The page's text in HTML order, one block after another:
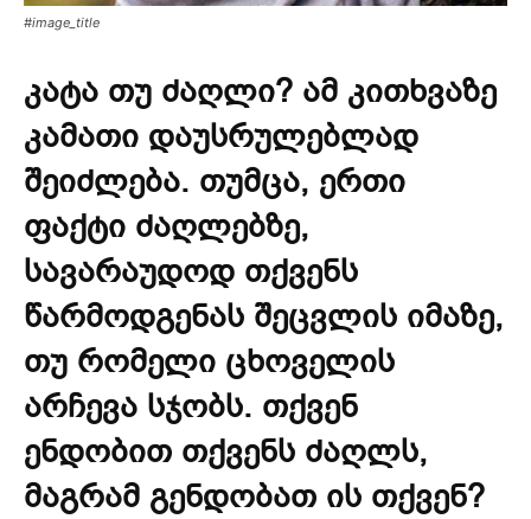
#image_title
კატა თუ ძაღლი? ამ კითხვაზე
კამათი დაუსრულებლად
შეიძლება. თუმცა, ერთი
ფაქტი ძაღლებზე,
სავარაუდოდ თქვენს
წარმოდგენას შეცვლის იმაზე,
თუ რომელი ცხოველის
არჩევა სჯობს. თქვენ
ენდობით თქვენს ძაღლს,
მაგრამ გენდობათ ის თქვენ?